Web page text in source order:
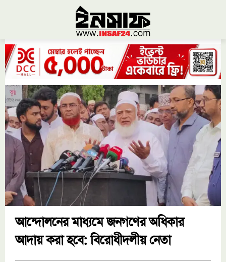
আন্দোলনের মাধ্যমে জনগণের অধিকার
আদায় করা হবে: বিরোধীদলীয় নেতা